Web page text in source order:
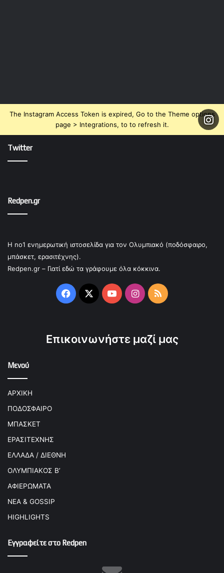
The Instagram Access Token is expired, Go to the Theme options
page > Integrations, to to refresh it.
Twitter
Redpen.gr
Η no1 ενημερωτική ιστοσελίδα για τον Ολυμπιακό (ποδόσφαιρο,
μπάσκετ, ερασιτέχνης).
Redpen.gr – Γιατί εδώ τα γράφουμε όλα κόκκινα.
Facebook
X YouTubeInstagram
RSS
Επικοινωνήστε μαζί μας
Μενού
ΑΡΧΙΚΗ
ΠΟΔΟΣΦΑΙΡΟ
ΜΠΑΣΚΕΤ
ΕΡΑΣΙΤΕΧΝΗΣ
ΕΛΛΑΔΑ / ΔΙΕΘΝΗ
ΟΛΥΜΠΙΑΚΟΣ Β’
ΑΦΙΕΡΩΜΑΤΑ
ΝΕΑ & GOSSIP
HIGHLIGHTS
Εγγραφείτε στο Redpen